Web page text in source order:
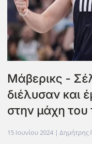
Μάβερικς -
διέλυσαν και
στην μάχη του
15 Ιουνίου 2024 | Δημήτρης